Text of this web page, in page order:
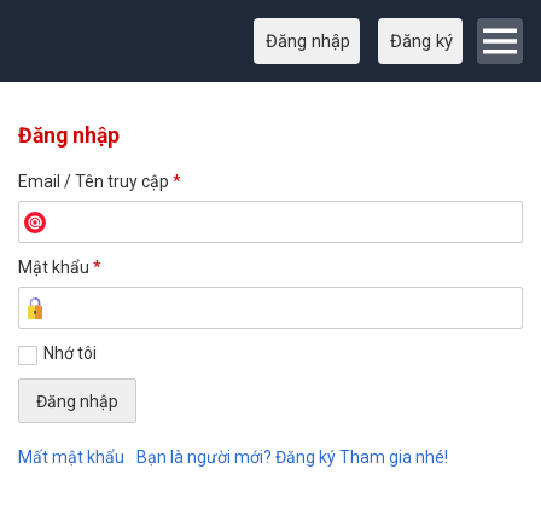
Đăng nhập Đăng ký
Đăng nhập
Email / Tên truy cập *
Mật khẩu *
Nhớ tôi
Mất mật khẩu Bạn là người mới? Đăng ký Tham gia nhé!